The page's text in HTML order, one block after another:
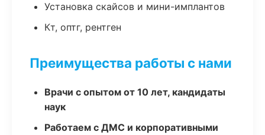
Установка скайсов и мини-имплантов
Кт, оптг, рентген
Преимущества работы с нами
Врачи с опытом от 10 лет, кандидаты
наук
Работаем с ДМС и корпоративными